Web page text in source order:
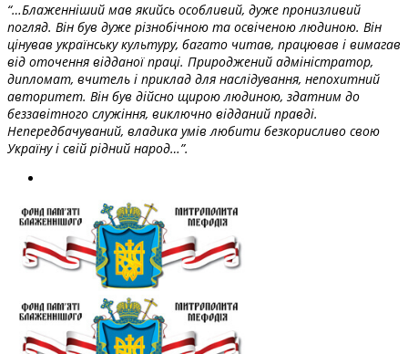
“…Блаженніший мав якийсь особливий, дуже пронизливий
погляд. Він був дуже різнобічною та освіченою людиною. Він
цінував українську культуру, багато читав, працював і вимагав
від оточення відданої праці. Природжений адміністратор,
дипломат, вчитель і приклад для наслідування, непохитний
авторитет. Він був дійсно щирою людиною, здатним до
беззавітного служіння, виключно відданий правді.
Непередбачуваний, владика умів любити безкорисливо свою
Україну і свій рідний народ…”.